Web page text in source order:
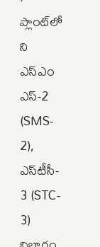
ప్లాంట్‌లో
ని
ఎస్‌ఎం
ఎస్‌-2
(SMS-
2),
ఎస్‌టీసీ-
3 (STC-
3)